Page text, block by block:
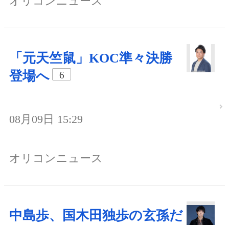
「元天竺鼠」KOC準々決勝
登場へ
6
08月09日 15:29
オリコンニュース
中島歩、国木田独歩の玄孫だ